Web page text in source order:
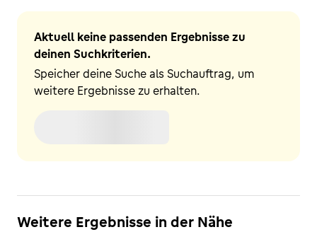
Aktuell keine passenden Ergebnisse zu
deinen Suchkriterien.
Speicher deine Suche als Suchauftrag, um
weitere Ergebnisse zu erhalten.
Weitere Ergebnisse in der Nähe